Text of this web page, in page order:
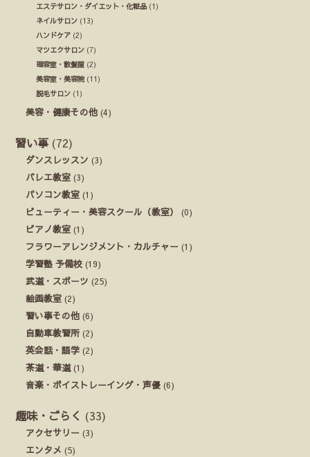
エステサロン・ダイエット・化粧品 (1)
ネイルサロン (13)
ハンドケア (2)
マツエクサロン (7)
理容室・散髪屋 (2)
美容室・美容院(11)
脱毛サロン (1)
美容・健康その他 (4)
習い事 (72)
ダンスレッスン (3)
バレエ教室 (3)
パソコン教室 (1)
ビューティー・美容スクール（教室）
(0)
ピアノ教室 (1)
フラワーアレンジメント・カルチャー (1)
学習塾 予備校 (19)
武道・スポーツ (25)
絵画教室 (2)
習い事その他 (6)
自動車教習所(2)
英会話・語学 (2)
茶道・華道(1)
音楽・ボイストレーイング・声優 (6)
趣味・ごらく (33)
アクセサリー (3)
エンタメ (5)